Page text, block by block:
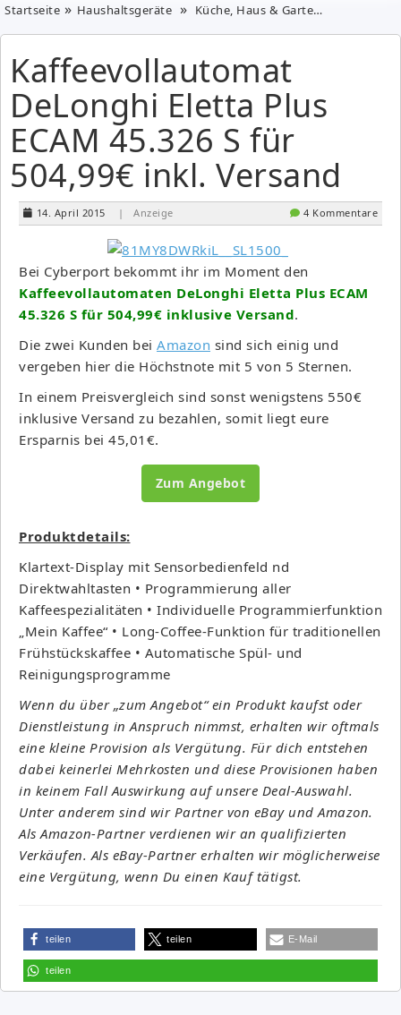
Startseite Haushaltsgeräte Küche, Haus & Garten
Kaffeevollautomat
DeLonghi Eletta Plus
ECAM 45.326 S für
504,99€ inkl. Versand
14. April 2015 | Anzeige 4 Kommentare
Bei Cyberport bekommt ihr im Moment den
Kaffeevollautomaten DeLonghi Eletta Plus ECAM
45.326 S für 504,99€ inklusive Versand.
Die zwei Kunden bei Amazon sind sich einig und
vergeben hier die Höchstnote mit 5 von 5 Sternen.
In einem Preisvergleich sind sonst wenigstens 550€
inklusive Versand zu bezahlen, somit liegt eure
Ersparnis bei 45,01€.
Zum Angebot
Produktdetails:
Klartext-Display mit Sensorbedienfeld nd
Direktwahltasten • Programmierung aller
Kaffeespezialitäten • Individuelle Programmierfunktion
„Mein Kaffee“ • Long-Coffee-Funktion für traditionellen
Frühstückskaffee • Automatische Spül- und
Reinigungsprogramme
Wenn du über „zum Angebot“ ein Produkt kaufst oder
Dienstleistung in Anspruch nimmst, erhalten wir oftmals
eine kleine Provision als Vergütung. Für dich entstehen
dabei keinerlei Mehrkosten und diese Provisionen haben
in keinem Fall Auswirkung auf unsere Deal-Auswahl.
Unter anderem sind wir Partner von eBay und Amazon.
Als Amazon-Partner verdienen wir an qualifizierten
Verkäufen. Als eBay-Partner erhalten wir möglicherweise
eine Vergütung, wenn Du einen Kauf tätigst.
teilen teilen E-Mail
teilen